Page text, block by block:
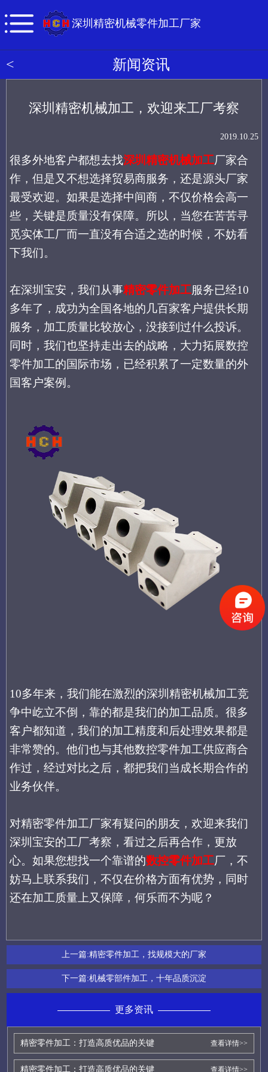
深圳精密机械零件加工厂家
< 新闻资讯
深圳精密机械加工，欢迎来工厂考察
2019.10.25
很多外地客户都想去找深圳精密机械加工厂家合
作，但是又不想选择贸易商服务，还是源头厂家
最受欢迎。如果是选择中间商，不仅价格会高一
些，关键是质量没有保障。所以，当您在苦苦寻
觅实体工厂而一直没有合适之选的时候，不妨看
下我们。
在深圳宝安，我们从事精密零件加工服务已经10
多年了 ，成功为全国各地的几百家客户提供长期
服务，加工质量比较放心，没接到过什么投诉。
同时，我们也坚持走出去的战略，大力拓展数控
零件加工的国际市场，已经积累了一定数量的外
国客户案例。
10多年来，我们能在激烈的深圳精密机械加工竞
争中屹立不倒， 靠的都是我们的加工品质。很多
客户都知道，我们的加工精度和后处理效果都是
非常赞的。他们也与其他数控零件加工供应商合
作过，经过对比之后，都把我们当成长期合作的
业务伙伴。
对精密零件加工厂家有疑问的朋友，欢迎来我们
深圳宝安的工厂考察，看过之后再合作，更放
心。如果您想找一个靠谱的数控零件加工厂，不
妨马上联系我们，不仅在价格方面有优势，同时
还在加工质量上又保障，何乐而不为呢？
上一篇:精密零件加工，找规模大的厂家
下一篇:机械零部件加工，十年品质沉淀
更多资讯
精密零件加工：打造高质优品的关键 查看详情>>
精密零件加工：打造高质优品的关键 查看详情>>